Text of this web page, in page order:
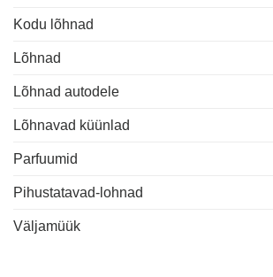
Kodu lõhnad
Lõhnad
Lõhnad autodele
Lõhnavad küünlad
Parfuumid
Pihustatavad-lohnad
Väljamüük